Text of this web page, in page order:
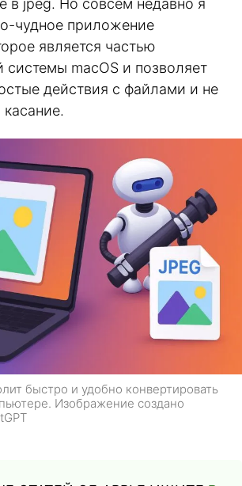
в jpeg. Но совсем недавно я
чудное приложение
является частью
системы macOS и позволяет
действия с файлами и не
быстро и удобно конвертировать
Изображение создано